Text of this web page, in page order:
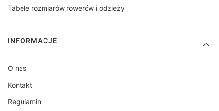
Tabele rozmiarów rowerów i odzieży
INFORMACJE
O nas
Kontakt
Regulamin